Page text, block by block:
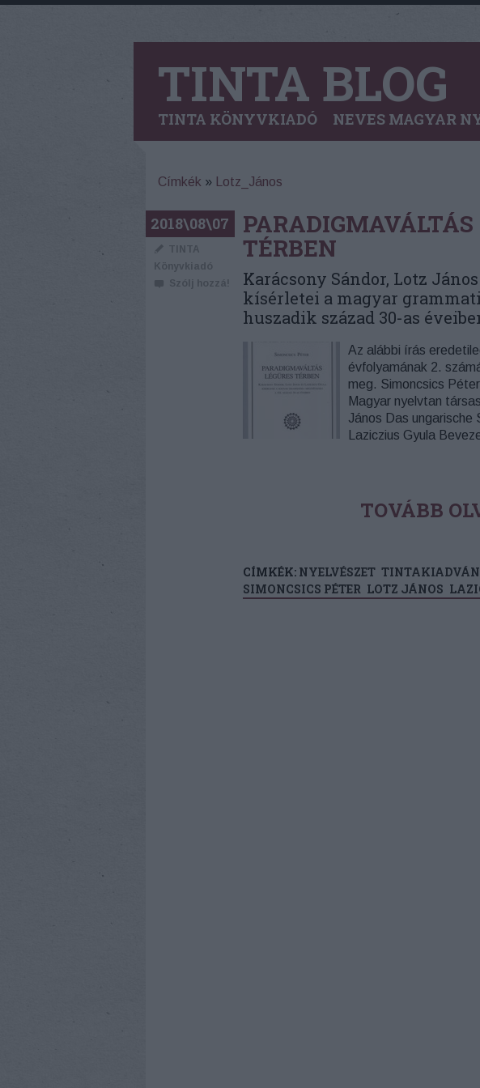
TINTA BLOG
TINTA KÖNYVKIADÓ NEVES MAGYAR
Címkék » Lotz_János
2018\08\07
TINTA
Könyvkiadó
Szólj hozzá!
PARADIGMAVÁLTÁS
TÉRBEN
Karácsony Sándor, Lotz
kísérletei a magyar
huszadik század 30-as
Az alábbi írás
évfolyamának 2.
meg. Simoncsics
Magyar nyelvtan
János Das ungarische
Laziczius Gyula
TOVÁBB
CÍMKÉK: NYELVÉSZET
SIMONCSICS PÉTER LOTZ JÁNOS